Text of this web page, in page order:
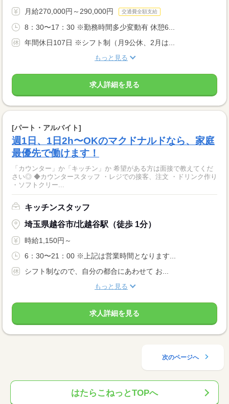
月給270,000円～290,000円 交通費全額支給
8：30〜17：30 ※勤務時間多少変動有 休憩6...
年間休日107日 ※シフト制（月9公休、2月は...
もっと見る
求人詳細を見る
[パート・アルバイト]
週1日、1日2h〜OKのマクドナルドなら、家庭
最優先で働けます！
「カウンター」か「キッチン」か 希望がある方は面接で教えてくだ
さい◎ ◆カウンタースタッフ ・レジでの接客、注文 ・ドリンク作り
・ソフトクリー...
キッチンスタッフ
埼玉県越谷市/北越谷駅（徒歩 1分）
時給1,150円～
6：30〜21：00 ※上記は営業時間となります...
シフト制なので、自分の都合にあわせて お...
もっと見る
求人詳細を見る
次のページへ
はたらこねっとTOPへ